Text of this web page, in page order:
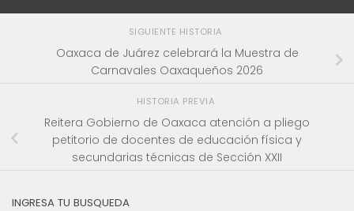
SIGUIENTE HISTORIA
Oaxaca de Juárez celebrará la Muestra de
Carnavales Oaxaqueños 2026
HISTORIA PREVIA
Reitera Gobierno de Oaxaca atención a pliego
petitorio de docentes de educación física y
secundarias técnicas de Sección XXII
INGRESA TU BUSQUEDA